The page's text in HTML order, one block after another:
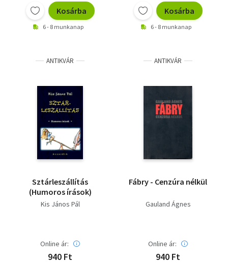
Kosárba
6 - 8 munkanap
Kosárba
6 - 8 munkanap
ANTIKVÁR
Sztárleszállítás
(Humoros írások)
Kis János Pál
Online ár:
940 Ft
ANTIKVÁR
Fábry - Cenzúra nélkül
Gauland Ágnes
Online ár:
940 Ft